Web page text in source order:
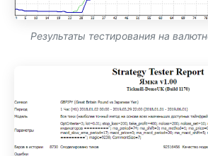
Результаты тестирования на